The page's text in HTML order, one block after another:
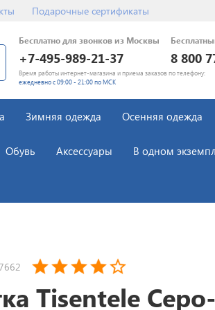
Подарочные сертификаты
Бесплатно для звонков из Москвы
+7-495-989-21-37 8 800
Время работы интернет-магазина и приема заказов по телефону:
ежедневно с 09:00 - 21:00 по МСК
Зимняя одежда Осенняя одежда
Обувь Аксессуары В одном
Tisentele Серо-